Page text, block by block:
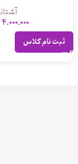
4.000.000
ثبت نام کلاس